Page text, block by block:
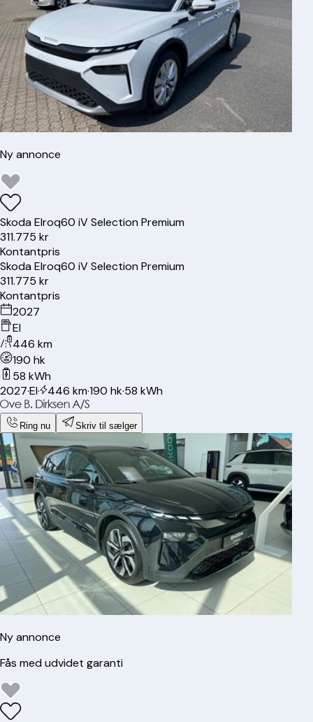
Ny annonce
SkodaElroq60 iV Selection Premium
311.775 kr
Kontantpris
SkodaElroq60 iV Selection Premium
311.775 kr
Kontantpris
2027
El
446 km
190 hk
58 kWh
2027·El· 446 km·190 hk·58 kWh
Ring nu Skriv til sælger
Ny annonce
Fås med udvidet garanti